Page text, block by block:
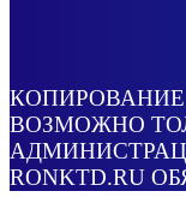
ВОЗМОЖНО
RONKTD.RU